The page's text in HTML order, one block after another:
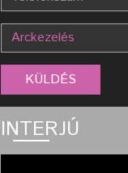
Arckezelés
INTERJÚ